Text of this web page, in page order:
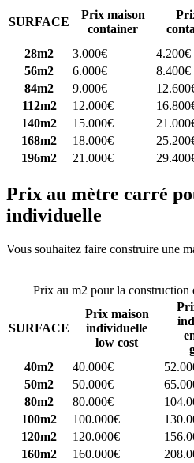
SURFACE
Prix maison
container
28m2
3.000€ 4.200€
56m2
6.000€ 8.400€
84m2
9.000€
112m2
12.000€
140m2
15.000€
168m2
18.000€
196m2
21.000€
Prix au mètre carré
individuelle
Vous souhaitez faire construire une
Prix au m2 pour la construction
SURFACE
Prix maison
individuelle
low cost
40m2
40.000€
50m2
50.000€
80m2
80.000€
100m2
100.000€
120m2
120.000€
160m2
160.000€